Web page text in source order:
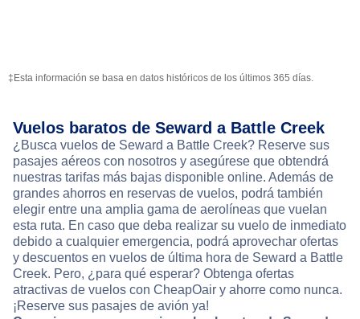
‡Esta información se basa en datos históricos de los últimos 365 días.
Vuelos baratos de Seward a Battle Creek
¿Busca vuelos de Seward a Battle Creek? Reserve sus
pasajes aéreos con nosotros y asegúrese que obtendrá
nuestras tarifas más bajas disponible online. Además de
grandes ahorros en reservas de vuelos, podrá también
elegir entre una amplia gama de aerolíneas que vuelan
esta ruta. En caso que deba realizar su vuelo de inmediato
debido a cualquier emergencia, podrá aprovechar ofertas
y descuentos en vuelos de última hora de Seward a Battle
Creek. Pero, ¿para qué esperar? Obtenga ofertas
atractivas de vuelos con CheapOair y ahorre como nunca.
¡Reserve sus pasajes de avión ya!